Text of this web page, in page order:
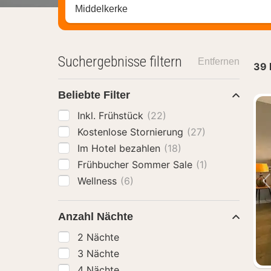
Stadt, Region oder Hotel suchen
39
Suchergebnisse filtern Entfernen
Beliebte Filter
Inkl. Frühstück (22)
Kostenlose Stornierung (27)
Im Hotel bezahlen (18)
Frühbucher Sommer Sale (1)
Wellness (6)
Anzahl Nächte
2 Nächte
3 Nächte